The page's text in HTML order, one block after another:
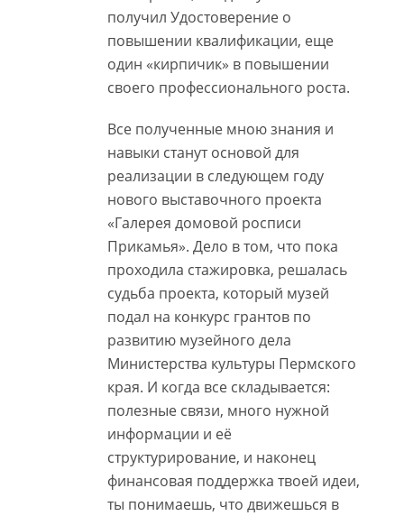
получил Удостоверение о
повышении квалификации, еще
один «кирпичик» в повышении
своего профессионального роста.
Все полученные мною знания и
навыки станут основой для
реализации в следующем году
нового выставочного проекта
«Галерея домовой росписи
Прикамья». Дело в том, что пока
проходила стажировка, решалась
судьба проекта, который музей
подал на конкурс грантов по
развитию музейного дела
Министерства культуры Пермского
края. И когда все складывается:
полезные связи, много нужной
информации и её
структурирование, и наконец
финансовая поддержка твоей идеи,
ты понимаешь, что движешься в